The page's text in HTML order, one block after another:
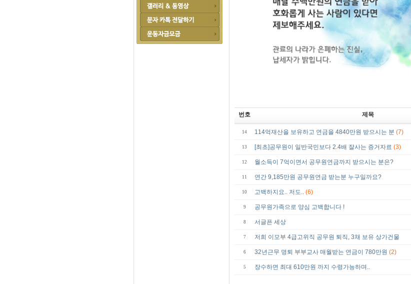
번호 제목
14 114억재산을 보유하고 연금을 4840만원 받으시는 분 (7)
13 [최초]공무원이 일반국민보다 2.4배 잘사는 증거자료 (3)
12 월소득이 7억이면서 공무원연금까지 받으시는 분은?
11 연간 9,185만원 공무원연금 받는분 누구일까요?
10 고백하지요.. 저도.. (6)
9 공무원가족으로 양심 고백합니다 !
8 서글픈 세상
7 저희 이모부 4급고위직 공무원 퇴직, 3채 보유 상가건물
6 32년근무 명퇴 부부교사 매월받는 연금이 780만원 (2)
5 장수하면 최대 610만원 까지 수령가능하며..